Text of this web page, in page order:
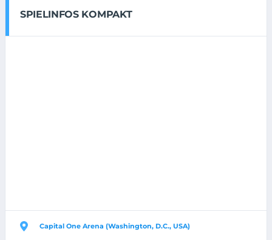
SPIELINFOS KOMPAKT
Capital One Arena (Washington, D.C., USA)